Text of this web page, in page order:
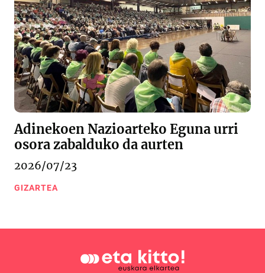
Adinekoen Nazioarteko Eguna urri
osora zabalduko da aurten
2026/07/23
GIZARTEA